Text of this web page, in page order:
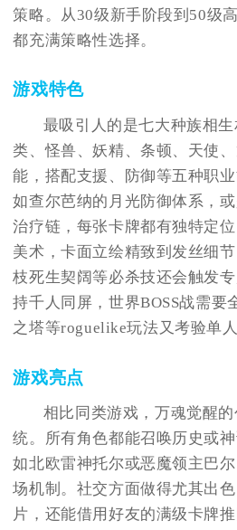
策略。从30级新手阶段到50级
都充满策略性选择。
游戏特色
最吸引人的是七大种族相
类、怪兽、妖精、条顿、天使
能，搭配支援、防御等五种职
如查尔芭纳的月光防御体系，
治疗链，每张卡牌都有独特定
美术，卡面立绘精致到发丝细
枝死生契阔等必杀技还会触发
持千人同屏，世界BOSS战需要
之塔等roguelike玩法又考验单人
游戏亮点
相比同类游戏，万魂觉醒
统。所有角色都能召唤历史或
如北欧雷神托尔或恶魔领主巴
场机制。社交方面做得尤其出
片，还能借用好友的满级卡牌